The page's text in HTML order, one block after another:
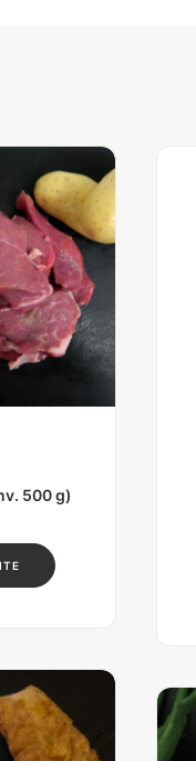
500 g)